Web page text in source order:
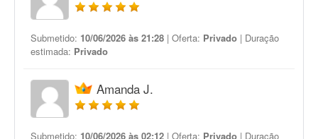
Submetido: 10/06/2026 às 21:28 | Oferta: Privado | Duração
estimada: Privado
Amanda J.
Submetido: 10/06/2026 às 02:12 | Oferta: Privado | Duração